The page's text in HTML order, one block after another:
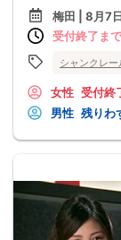
梅田 | 8月7
受付終了ま
シャンクレー
女性 受付終
男性 残りわ